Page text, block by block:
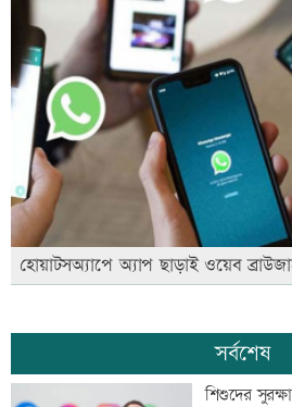
হোয়াটসঅ্যাপে অ্যাপ ছাড়াই ওয়েব
সর্বশেষ
শিশুদের